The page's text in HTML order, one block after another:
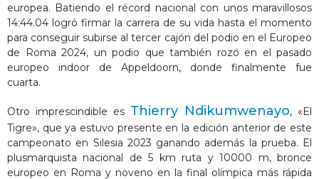
europea. Batiendo el récord nacional con unos maravillosos
14:44.04 logró firmar la carrera de su vida hasta el momento
para conseguir subirse al tercer cajón del podio en el Europeo
de Roma 2024, un podio que también rozó en el pasado
europeo indoor de Appeldoorn, donde finalmente fue
cuarta.
Otro imprescindible es Thierry Ndikumwenayo, «El
Tigre», que ya estuvo presente en la edición anterior de este
campeonato en Silesia 2023 ganando además la prueba. El
plusmarquista nacional de 5 km ruta y 10000 m, bronce
europeo en Roma y noveno en la final olímpica más rápida